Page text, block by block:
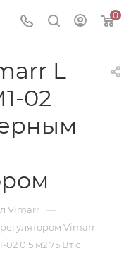
0
L
02
Vimarr —
Vimarr —
0.5 м2 75 Вт с